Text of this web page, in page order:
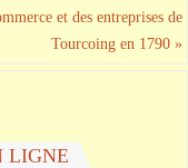
et des entreprises de
Tourcoing en 1790 »
LIGNE